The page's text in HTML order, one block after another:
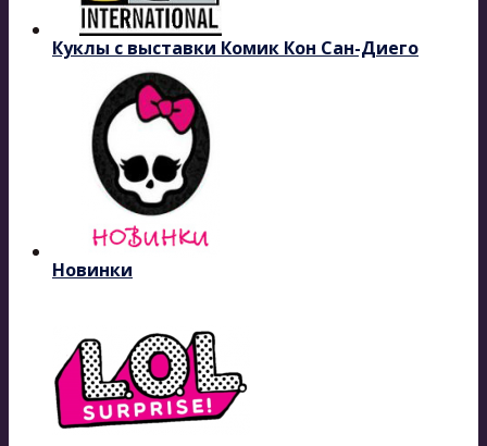
Куклы с выставки Комик Кон Сан-Диего
Новинки